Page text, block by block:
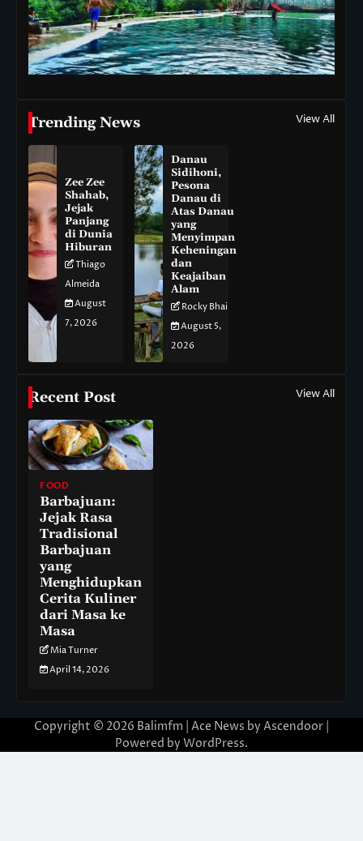
Trending News View All
Zee Zee
Shahab,
Jejak
Panjang
di Dunia
Hiburan
Thiago
Almeida
August
7, 2026
Danau
Sidihoni,
Pesona
Danau di
Atas Danau
yang
Menyimpan
Keheningan
dan
Keajaiban
Alam
Rocky Bhai
August 5,
2026
Recent Post View All
FOOD
Barbajuan:
Jejak Rasa
Tradisional
Barbajuan
yang
Menghidupkan
Cerita Kuliner
dari Masa ke
Masa
Mia Turner
April 14, 2026
Copyright © 2026 Balimfm | Ace News by Ascendoor
Powered by WordPress.